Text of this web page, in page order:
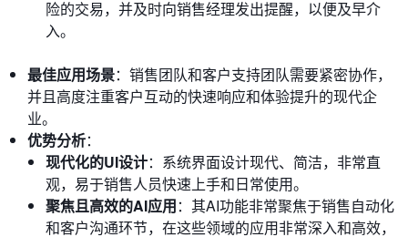
险的交易，并及时向销售经理发出提醒，以便及早介
入。
最佳应用场景：销售团队和客户支持团队需要紧密协作，
并且高度注重客户互动的快速响应和体验提升的现代企
业。
优势分析：
现代化的UI设计：系统界面设计现代、简洁，非常直
观，易于销售人员快速上手和日常使用。
聚焦且高效的AI应用：其AI功能非常聚焦于销售自动化
和客户沟通环节，在这些领域的应用非常深入和高效，